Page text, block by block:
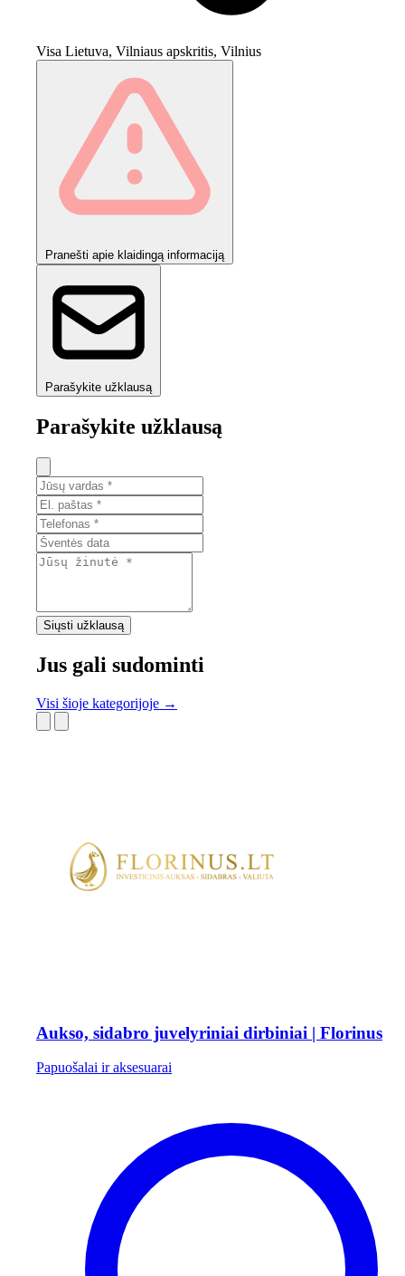
Visa Lietuva, Vilniaus apskritis, Vilnius
Pranešti apie klaidingą informaciją
Parašykite užklausą
Parašykite užklausą
Siųsti užklausą
Jus gali sudominti
Visi šioje kategorijoje →
Aukso, sidabro juvelyriniai dirbiniai | Florinus
Papuošalai ir aksesuarai